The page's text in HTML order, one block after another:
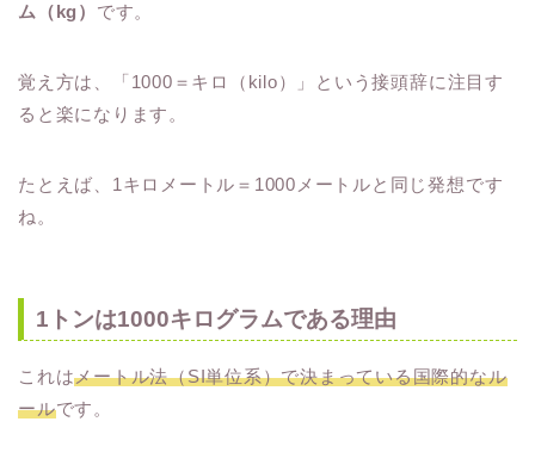
ム（kg） です。
覚え方は、「1000＝キロ（kilo）」という接頭辞に注目す
ると楽になります。
たとえば、1キロメートル＝1000メートルと同じ発想です
ね。
1トンは1000キログラムである理由
これはメートル法（SI単位系）で決まっている国際的なル
ールです。